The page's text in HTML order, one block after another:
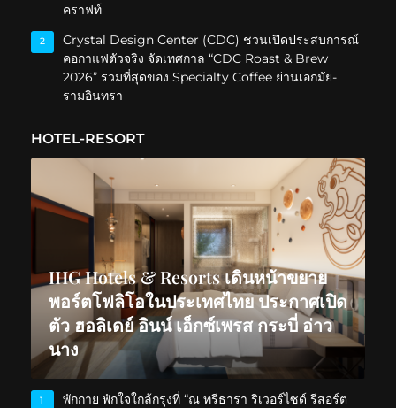
คราฟท์
2
Crystal Design Center (CDC) ชวนเปิดประสบการณ์
คอกาแฟตัวจริง จัดเทศกาล “CDC Roast & Brew
2026” รวมที่สุดของ Specialty Coffee ย่านเอกมัย-
รามอินทรา
HOTEL-RESORT
IHG Hotels & Resorts เดินหน้าขยาย
พอร์ตโฟลิโอในประเทศไทย ประกาศเปิด
ตัว ฮอลิเดย์ อินน์ เอ็กซ์เพรส กระบี่ อ่าว
นาง
1
พักกาย พักใจใกล้กรุงที่ “ณ ทรีธารา ริเวอร์ไซด์ รีสอร์ต